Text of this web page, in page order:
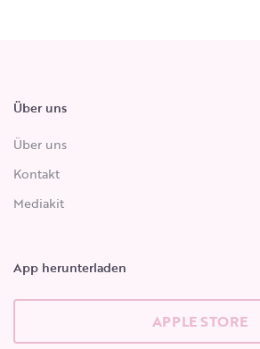
Über uns
Über uns
Kontakt
Mediakit
App herunterladen
APPLE STORE